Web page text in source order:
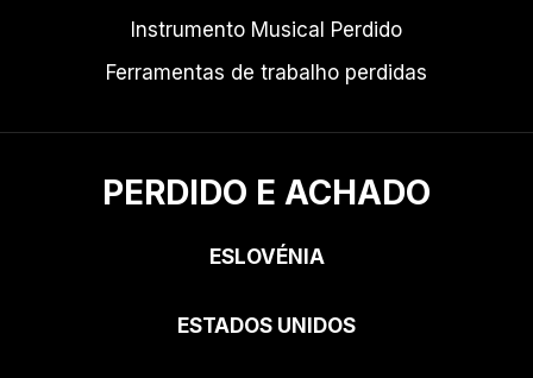
Instrumento Musical Perdido
Ferramentas de trabalho perdidas
PERDIDO E ACHADO
ESLOVÉNIA
ESTADOS UNIDOS